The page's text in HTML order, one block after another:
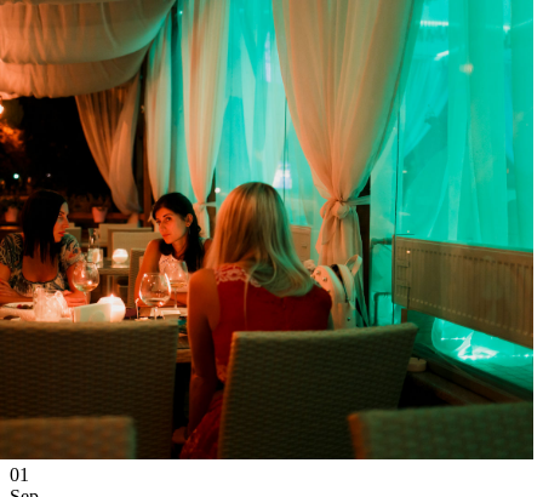
2 992
0 39
×
Ссылка на отбор фото
01